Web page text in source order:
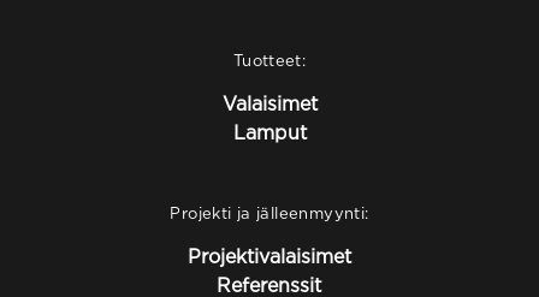
Tuotteet:
Valaisimet
Lamput
Projekti ja jälleenmyynti:
Projektivalaisimet
Referenssit